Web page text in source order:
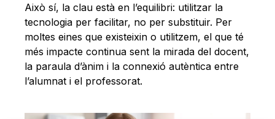
Això sí, la clau està en l’equilibri: utilitzar la
tecnologia per facilitar, no per substituir. Per
moltes eines que existeixin o utilitzem, el que té
més impacte continua sent la mirada del docent,
la paraula d’ànim i la connexió autèntica entre
l’alumnat i el professorat.